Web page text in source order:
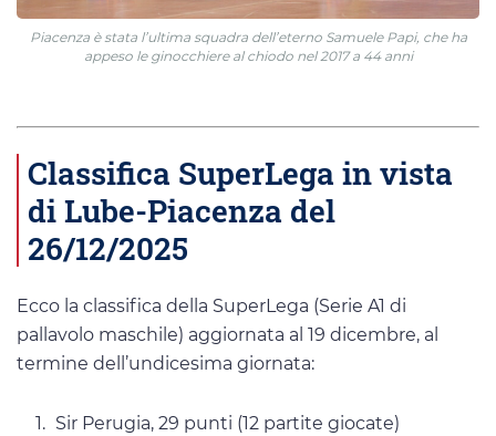
Piacenza è stata l’ultima squadra dell’eterno Samuele Papi, che ha
appeso le ginocchiere al chiodo nel 2017 a 44 anni
Classifica SuperLega in vista
di Lube-Piacenza del
26/12/2025
Ecco la classifica della SuperLega (Serie A1 di
pallavolo maschile) aggiornata al 19 dicembre, al
termine dell’undicesima giornata:
Sir Perugia, 29 punti (12 partite giocate)